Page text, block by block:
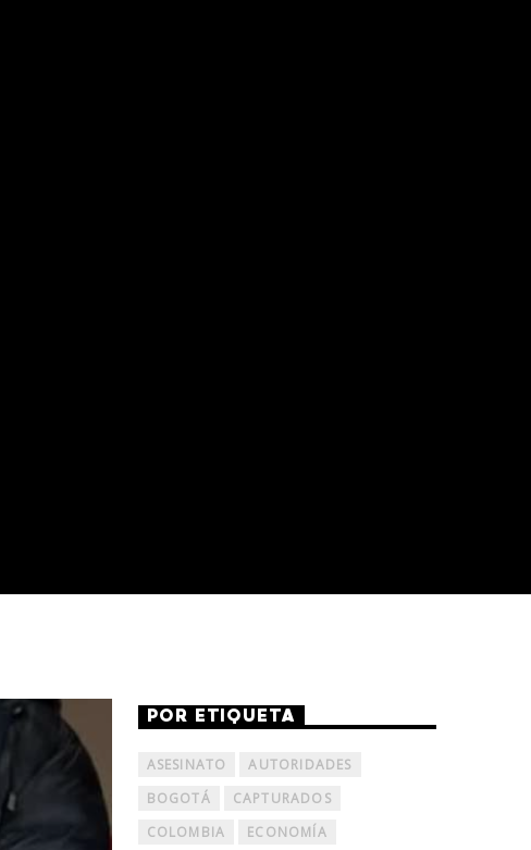
POR ETIQUETA
ASESINATO
AUTORIDADES
BOGOTÁ
CAPTURADOS
COLOMBIA
ECONOMÍA